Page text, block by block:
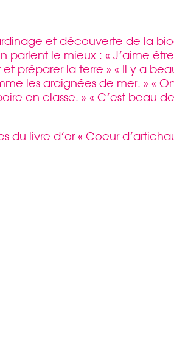
et découverte de la
parlent le mieux : « J’aime
préparer la terre » « Il y a
les araignées de mer. » «
en classe. » « C’est beau
du livre d’or « Coeur